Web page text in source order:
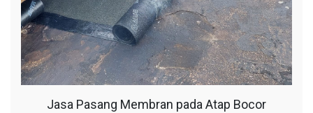
Jasa Pasang Membran pada Atap Bocor